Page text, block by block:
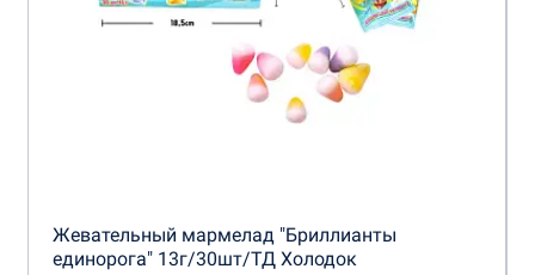
Жевательный мармелад "Бриллианты
единорога" 13г/30шт/ТД Холодок